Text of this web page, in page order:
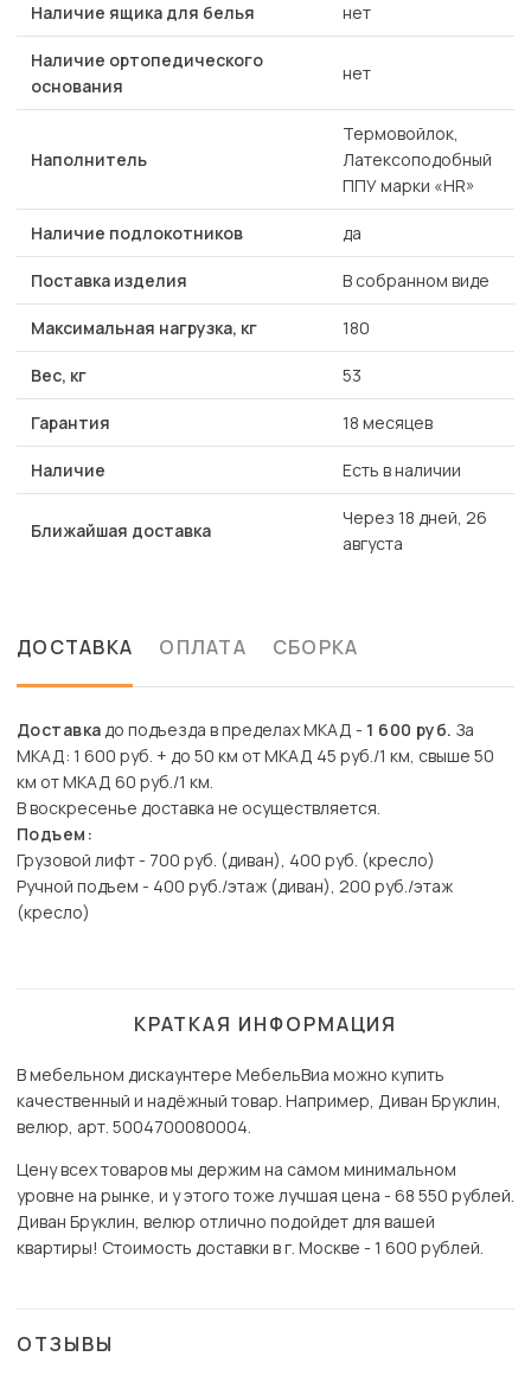
Наличие ящика для белья нет
Наличие ортопедического
основания
нет
Наполнитель
Термовойлок,
Латексоподобный
ППУ марки «HR»
Наличие подлокотников да
Поставка изделия В собранном виде
Максимальная нагрузка, кг 180
Вес, кг 53
Гарантия 18 месяцев
Наличие Есть в наличии
Ближайшая доставка
Через 18 дней, 26
августа
ДОСТАВКА ОПЛАТА СБОРКА
Доставкадо подъезда в пределах МКАД - 1 600 руб. За
МКАД: 1 600 руб. + до 50 км от МКАД 45 руб./1 км, свыше 50
км от МКАД 60 руб./1 км.
В воскресенье доставка не осуществляется.
Подъем:
Грузовой лифт - 700 руб. (диван), 400 руб. (кресло)
Ручной подъем - 400 руб./этаж (диван), 200 руб./этаж
(кресло)
КРАТКАЯ ИНФОРМАЦИЯ
В мебельном дискаунтере МебельВиа можно купить
качественный и надёжный товар. Например, Диван Бруклин,
велюр, арт. 5004700080004.
Цену всех товаров мы держим на самом минимальном
уровне на рынке, и у этого тоже лучшая цена - 68 550 рублей.
Диван Бруклин, велюр отлично подойдет для вашей
квартиры! Стоимость доставки в г. Москве - 1 600 рублей.
ОТЗЫВЫ